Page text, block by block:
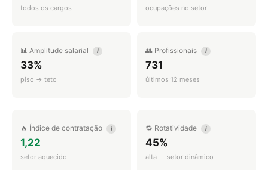
todos os cargos ocupações no setor
📊 Amplitude salarial i
33%
piso → teto
👥 Profissionais i
731
últimos 12 meses
🔥 Índice de contratação i
1,22
setor aquecido
🔁 Rotatividade i
45%
alta — setor dinâmico